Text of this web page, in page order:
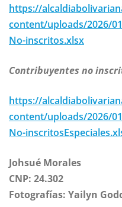
https://
content/uploads/2026/
No-inscritos.xlsx
Contribuyentes no
https://
content/uploads/2026/
No-
Johsué Morales
CNP: 24.302
Fotografías: Yailyn